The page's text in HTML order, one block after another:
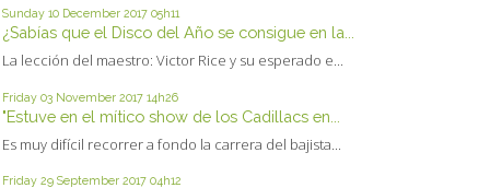
Sunday 10 December 2017 05h11
¿Sabías que el Disco del Año se consigue en la...
La lección del maestro: Victor Rice y su esperado e...
Friday 03 November 2017 14h26
"Estuve en el mítico show de los Cadillacs en...
Es muy difícil recorrer a fondo la carrera del bajista...
Friday 29 September 2017 04h12